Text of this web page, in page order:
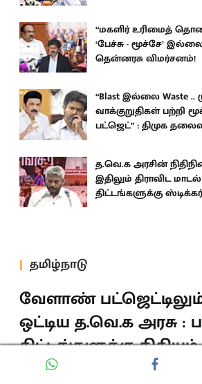
“மகளிர் உரிமைத்
‘பேச்சு - மூச்சே’
தென்னரசு விமர்சனம்!
“Blast இல்லை Waste ..
வாக்குறுதிகள் பற்றி
பட்ஜெட்” : திமுக
த.வெ.க அரசின்
இதிலும் திராவிட
திட்டங்களுக்கு
தமிழ்நாடு
வேளாண்
ஒட்டிய த.வெ.க அரசு :
திட்டங்களுக்கு